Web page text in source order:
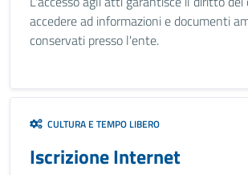
accedere ad informazioni e documenti
conservati presso l'ente.
CULTURA E TEMPO LIBERO
Iscrizione Internet